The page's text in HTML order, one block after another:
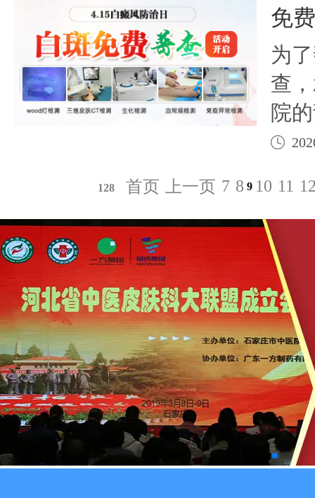
免
为
查
院
疾
展“
斑
目
128 首页 上一页 7 8 9 10 11